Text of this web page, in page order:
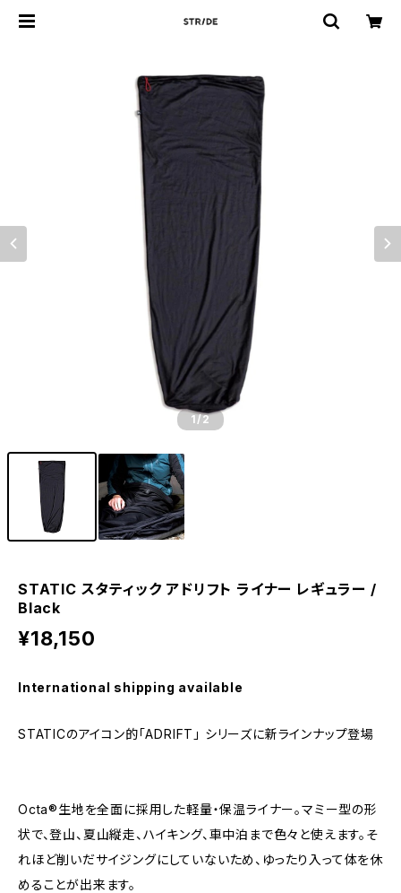
1/2
STATIC スタティック アドリフト ライナー レギュラー /
Black
¥18,150
International shipping available
STATICのアイコン的「ADRIFT」 シリーズに新ラインナップ登場
Octa®生地を全面に採用した軽量・保温ライナー。マミー型の形
状で、登山、夏山縦走、ハイキング、車中泊まで色々と使えます。そ
れほど削いだサイジングにしていないため、ゆったり入って体を休
めることが出来ます。